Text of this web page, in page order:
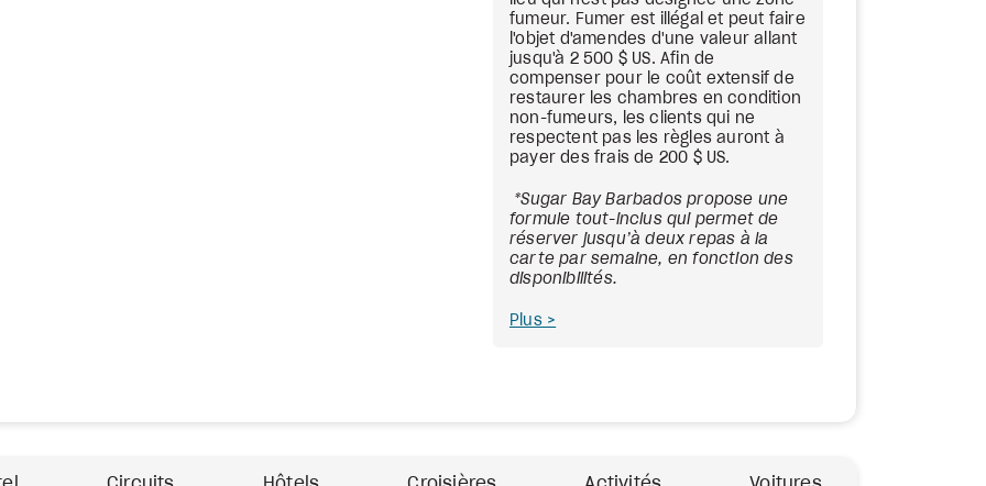
fumeur. Fumer est illégal et peut faire
l'objet d'amendes d'une valeur allant
jusqu'à 2 500 $ US. Afin de
compenser pour le coût extensif de
restaurer les chambres en condition
non-fumeurs, les clients qui ne
respectent pas les règles auront à
payer des frais de 200 $ US.
*Sugar Bay Barbados propose une
formule tout-inclus qui permet de
réserver jusqu’à deux repas à la
carte par semaine, en fonction des
disponibilités.
Plus